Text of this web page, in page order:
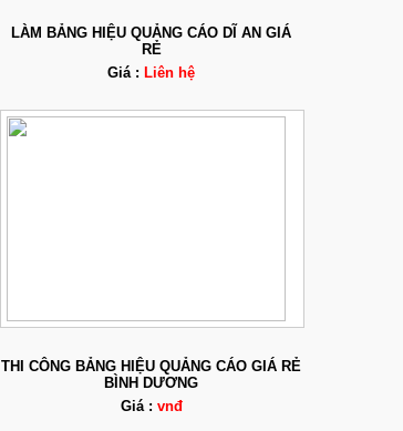
LÀM BẢNG HIỆU QUẢNG CÁO DĨ AN GIÁ
RẺ
Giá : Liên hệ
THI CÔNG BẢNG HIỆU QUẢNG CÁO GIÁ RẺ
BÌNH DƯƠNG
Giá : vnđ